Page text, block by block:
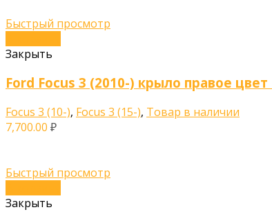
Быстрый просмотр
Закрыть
Ford Focus 3 (2010-) крыло правое
Focus 3 (10-), Focus 3 (15-), Товар в наличии
7,700.00 ₽
Быстрый просмотр
Закрыть